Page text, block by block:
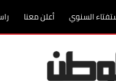
السنوي أعلن معنا